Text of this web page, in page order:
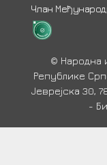
Члан
© Народна
Републике
Јеврејска 30,
-